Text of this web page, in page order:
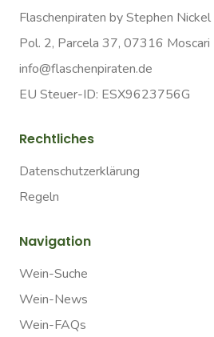
Flaschenpiraten by Stephen Nickel
Pol. 2, Parcela 37, 07316 Moscari
info@flaschenpiraten.de
EU Steuer-ID: ESX9623756G
Rechtliches
Datenschutzerklärung
Regeln
Navigation
Wein-Suche
Wein-News
Wein-FAQs